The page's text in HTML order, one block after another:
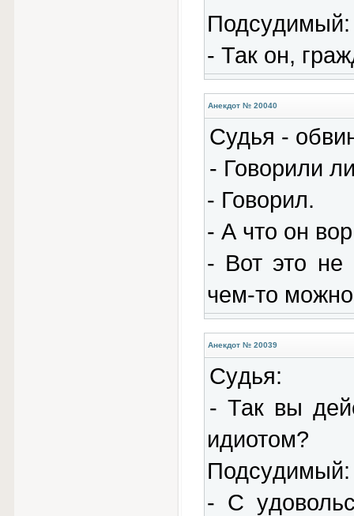
Подсyдимый:
- Так он,
Анекдот № 20040
Судья -
- Говорили
- Говорил.
- А что он
- Вот это не
чем-то
Анекдот № 20039
Сyдья:
- Так вы
идиотом?
Подсyдимый:
- С